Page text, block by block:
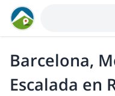
Barcelona,
Escalada en